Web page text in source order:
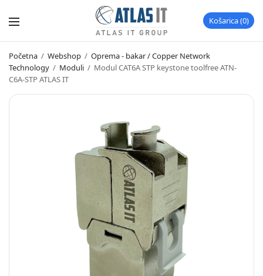
Košarica 0
Početna / Webshop / Oprema - bakar / Copper Network
Technology / Moduli / Modul CAT6A STP keystone toolfree ATN-
C6A-STP ATLAS IT